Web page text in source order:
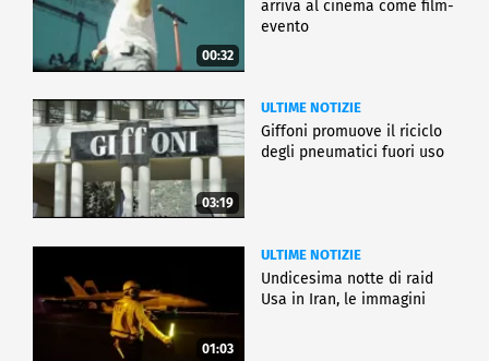
00:32
arriva al cinema come film-
evento
03:19
ULTIME NOTIZIE
Giffoni promuove il riciclo
degli pneumatici fuori uso
01:03
ULTIME NOTIZIE
Undicesima notte di raid
Usa in Iran, le immagini